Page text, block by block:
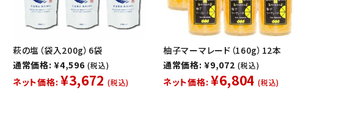
萩の塩（袋入200g）6袋
通常価格: ¥4,596 (税込)
ネット価格: ¥3,672 (税込)
柚子マーマレード（160g）12本
通常価格: ¥9,072 (税込)
ネット価格: ¥6,804 (税込)